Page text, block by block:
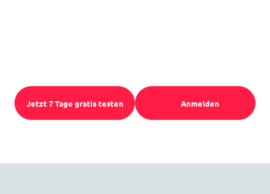
Jetzt 7 Tage gratis testen Anmelden